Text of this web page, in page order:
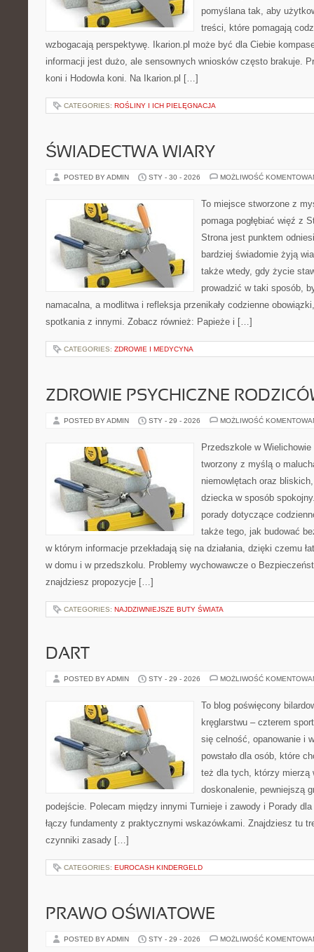
pomyślana tak, aby
treści, które pomagają
wzbogacają perspektywę. Ikarion.pl może być dla Ciebie
informacji jest dużo, ale sensownych wniosków często brakuje.
koni i Hodowla koni. Na Ikarion.pl […]
CATEGORIES: ROŚLINY I ICH PIELĘGNACJA
ŚWIADECTWA WIARY
POSTED BY ADMIN STY - 30 - 2026 MOŻLIWOŚĆ
To miejsce stworzone z
pomaga pogłębiać więź z
Strona jest punktem
bardziej świadomie żyją
także wtedy, gdy życie
prowadzić w taki sposób,
namacalna, a modlitwa i refleksja przenikały codzienne
spotkania z innymi. Zobacz również: Papieże i […]
CATEGORIES: ZDROWIE I MEDYCYNA
ZDROWIE PSYCHICZNE
POSTED BY ADMIN STY - 29 - 2026 MOŻLIWOŚĆ
Przedszkole w
tworzony z myślą o
niemowlętach oraz
dziecka w sposób
porady dotyczące
także tego, jak budować
w którym informacje przekładają się na działania, dzięki czemu
w domu i w przedszkolu. Problemy wychowawcze o
znajdziesz propozycje […]
CATEGORIES: NAJDZIWNIEJSZE BUTY ŚWIATA
DART
POSTED BY ADMIN STY - 29 - 2026 MOŻLIWOŚĆ
To blog poświęcony
kręglarstwu – czterem
się celność, opanowanie i
powstało dla osób, które
też dla tych, którzy mierzą
doskonalenie, pewniejszą
podejście. Polecam między innymi Turnieje i zawody i Porady
łączy fundamenty z praktycznymi wskazówkami. Znajdziesz tu
czynniki zasady […]
CATEGORIES: EUROCASH KINDERGELD
PRAWO OŚWIATOWE
POSTED BY ADMIN STY - 29 - 2026 MOŻLIWOŚĆ